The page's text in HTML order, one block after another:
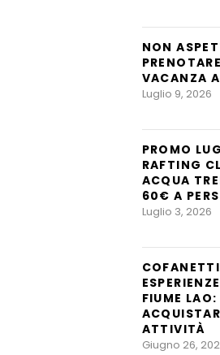
NON
VACANZA
Luglio 9, 2026
PROMO
RAFTING
ACQUA
60€ A
Luglio 3, 2026
FIUME LAO:
ATTIVITÀ
Giugno 26,